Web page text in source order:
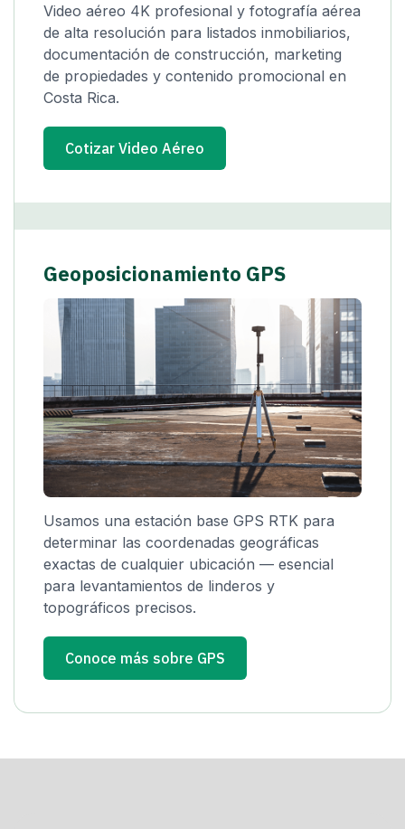
Video aéreo 4K profesional y fotografía aérea
de alta resolución para listados inmobiliarios,
documentación de construcción, marketing
de propiedades y contenido promocional en
Costa Rica.
Cotizar Video Aéreo
Geoposicionamiento GPS
Usamos una estación base GPS RTK para
determinar las coordenadas geográficas
exactas de cualquier ubicación — esencial
para levantamientos de linderos y
topográficos precisos.
Conoce más sobre GPS